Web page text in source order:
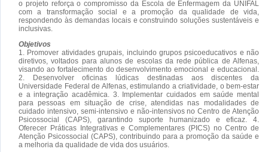
o projeto reforça o compromisso da Escola de Enfermagem da UNIFAL
com a transformação social e a promoção da qualidade de vida,
respondendo às demandas locais e construindo soluções sustentáveis e
inclusivas.
Objetivos
1. Promover atividades grupais, incluindo grupos psicoeducativos e não
diretivos, voltados para alunos de escolas da rede pública de Alfenas,
visando ao fortalecimento do desenvolvimento emocional e educacional.
2. Desenvolver oficinas lúdicas destinadas aos discentes da
Universidade Federal de Alfenas, estimulando a criatividade, o bem-estar
e a integração acadêmica. 3. Implementar cuidados em saúde mental
para pessoas em situação de crise, atendidas nas modalidades de
cuidado intensivo, semi-intensivo e não-intensivos no Centro de Atenção
Psicossocial (CAPS), garantindo suporte humanizado e eficaz. 4.
Oferecer Práticas Integrativas e Complementares (PICS) no Centro de
Atenção Psicossocial (CAPS), contribuindo para a promoção da saúde e
a melhoria da qualidade de vida dos usuários.